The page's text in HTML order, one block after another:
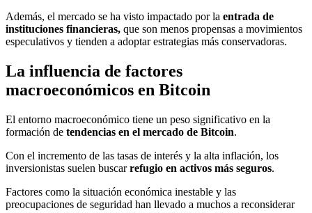
Además, el mercado se ha visto impactado por la entrada de
instituciones financieras, que son menos propensas a movimientos
especulativos y tienden a adoptar estrategias más conservadoras.
La influencia de factores
macroeconómicos en Bitcoin
El entorno macroeconómico tiene un peso significativo en la
formación de tendencias en el mercado de Bitcoin.
Con el incremento de las tasas de interés y la alta inflación, los
inversionistas suelen buscarrefugio en activos más seguros.
Factores como la situación económica inestable y las
preocupaciones de seguridad han llevado a muchos a reconsiderar